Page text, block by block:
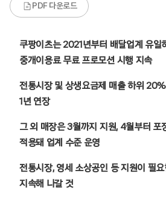
PDF 다운로드
쿠팡이츠는 2021년부터 배달업계 유일
중개이용료 무료 프로모션 시행 지속
전통시장 및 상생요금제 매출 하위
1년 연장
그 외 매장은 3월까지 지원, 4월부터 포
적용돼 업계 수준 운영
전통시장, 영세 소상공인 등 지원이 필
지속해 나갈 것